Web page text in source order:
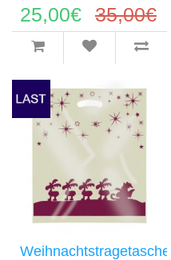
25,00€ 35,00€
Weihnachtstragetaschen